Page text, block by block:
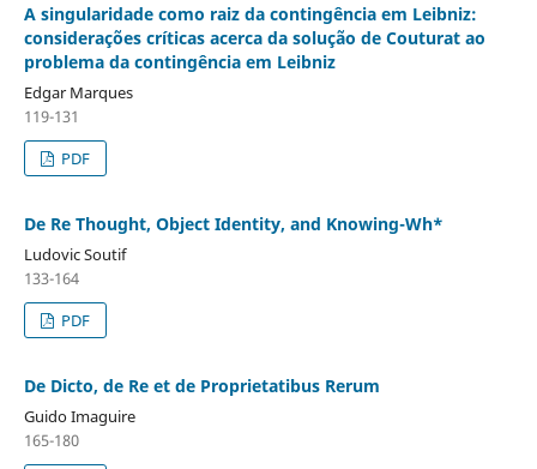
A singularidade como raiz da contingência em Leibniz:
considerações críticas acerca da solução de Couturat ao
problema da contingência em Leibniz
Edgar Marques
119-131
PDF
De Re Thought, Object Identity, and Knowing-Wh*
Ludovic Soutif
133-164
PDF
De Dicto, de Re et de Proprietatibus Rerum
Guido Imaguire
165-180